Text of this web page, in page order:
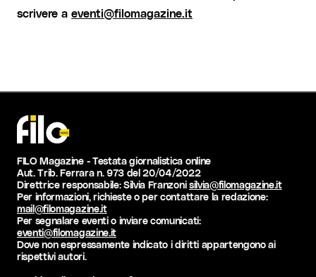
scrivere a eventi@filomagazine.it
FILO Magazine - Testata giornalistica online
Aut. Trib. Ferrara n. 973 del 20/04/2022
Direttrice responsabile: Silvia Franzonisilvia@filomagazine.it
Per informazioni, richieste o per contattare la redazione:
mail@filomagazine.it
Per segnalare eventi o inviare comunicati:
eventi@filomagazine.it
Dove non espressamente indicato i diritti appartengono ai
rispettivi autori.